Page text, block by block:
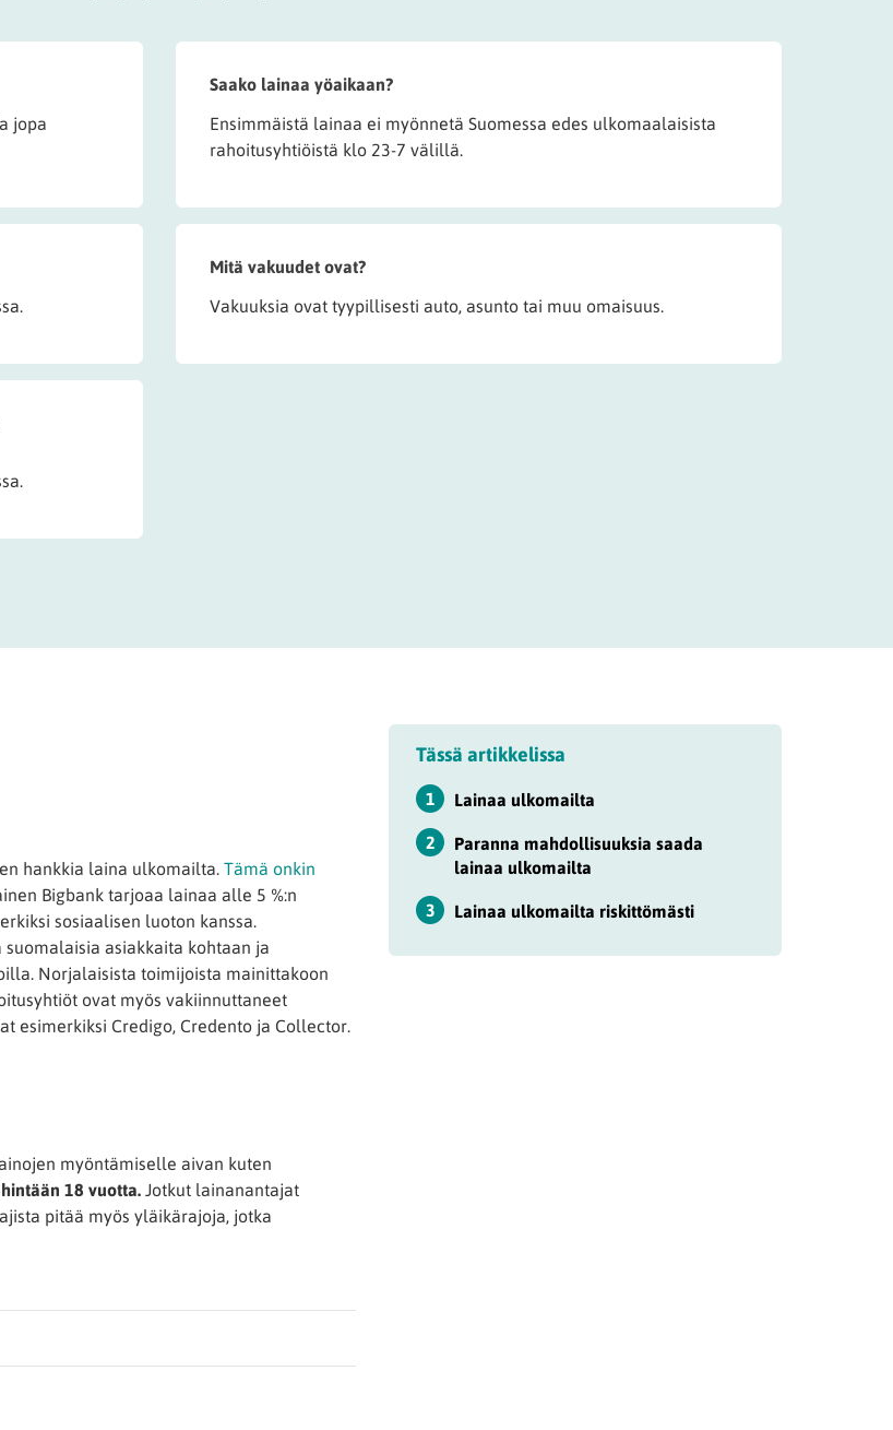
jopa
Saako lainaa yöaikaan?
Ensimmäistä lainaa ei myönnetä Suomessa edes ulkomaalaisista
rahoitusyhtiöistä klo 23-7 välillä.
Mitä vakuudet ovat?
Vakuuksia ovat tyypillisesti auto, asunto tai muu omaisuus.
Tässä artikkelissa
1 Lainaa ulkomailta
2
Paranna mahdollisuuksia saada
lainaa ulkomailta
3 Lainaa ulkomailta riskittömästi
hankkia laina ulkomailta. Tämä onkin
Bigbank tarjoaa lainaa alle 5 %:n
sosiaalisen luoton kanssa.
asiakkaita kohtaan ja
Norjalaisista toimijoista mainittakoon
ovat myös vakiinnuttaneet
esimerkiksi Credigo, Credento ja Collector.
myöntämiselle aivan kuten
18 vuotta. Jotkut lainanantajat
pitää myös yläikärajoja, jotka